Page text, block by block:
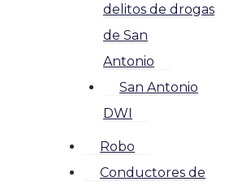
delitos de drogas
de San
Antonio
San Antonio
DWI
Robo
Conductores de